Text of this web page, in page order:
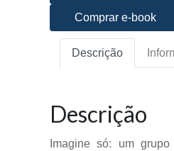
Descrição
Descrição
Imagine só: um